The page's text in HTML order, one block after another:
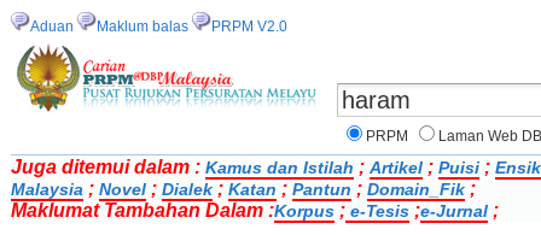
Aduan Maklum balas PRPM V2.0
PRPM Laman Web
Juga ditemui dalam : Kamus dan Istilah ; Artikel ; Puisi ;
Malaysia ; Novel ; Dialek ; Katan ; Pantun ; Domain_Fik ;
Maklumat Tambahan Dalam :Korpus ; e-Tesis ;e-Jurnal ;